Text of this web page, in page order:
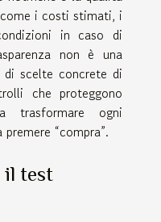
i costi stimati, i
in caso di
non è una
scelte concrete di
che proteggono
trasformare ogni
“compra”.
il test